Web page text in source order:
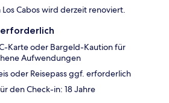
Los Cabos wird derzeit renoviert.
Karte oder Bargeld-Kaution für
Aufwendungen
oder Reisepass ggf. erforderlich
den Check-in: 18 Jahre